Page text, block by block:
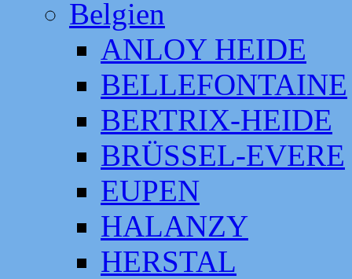
Belgien
ANLOY HEIDE
BELLEFONTAINE
BERTRIX-HEIDE
BRÜSSEL-EVERE
EUPEN
HALANZY
HERSTAL